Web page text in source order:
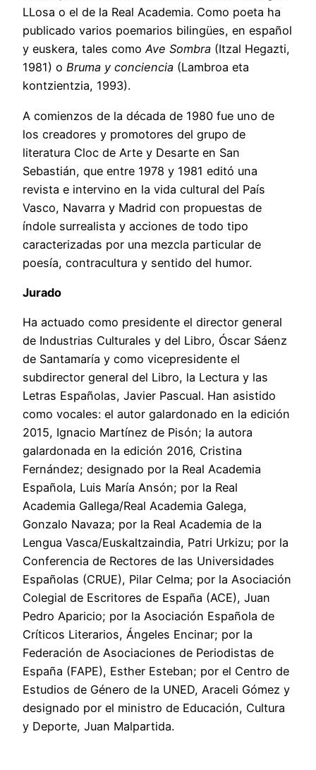
LLosa o el de la Real Academia. Como poeta ha
publicado varios poemarios bilingües, en español
y euskera, tales comoAve Sombra (Itzal Hegazti,
1981) o Bruma y conciencia (Lambroa eta
kontzientzia, 1993).
A comienzos de la década de 1980 fue uno de
los creadores y promotores del grupo de
literatura Cloc de Arte y Desarte en San
Sebastián, que entre 1978 y 1981 editó una
revista e intervino en la vida cultural del País
Vasco, Navarra y Madrid con propuestas de
índole surrealista y acciones de todo tipo
caracterizadas por una mezcla particular de
poesía, contracultura y sentido del humor.
Jurado
Ha actuado como presidente el director general
de Industrias Culturales y del Libro, Óscar Sáenz
de Santamaría y como vicepresidente el
subdirector general del Libro, la Lectura y las
Letras Españolas, Javier Pascual. Han asistido
como vocales: el autor galardonado en la edición
2015, Ignacio Martínez de Pisón; la autora
galardonada en la edición 2016, Cristina
Fernández; designado por la Real Academia
Española, Luis María Ansón; por la Real
Academia Gallega/Real Academia Galega,
Gonzalo Navaza; por la Real Academia de la
Lengua Vasca/Euskaltzaindia, Patri Urkizu; por la
Conferencia de Rectores de las Universidades
Españolas (CRUE), Pilar Celma; por la Asociación
Colegial de Escritores de España (ACE), Juan
Pedro Aparicio; por la Asociación Española de
Críticos Literarios, Ángeles Encinar; por la
Federación de Asociaciones de Periodistas de
España (FAPE), Esther Esteban; por el Centro de
Estudios de Género de la UNED, Araceli Gómez y
designado por el ministro de Educación, Cultura
y Deporte, Juan Malpartida.